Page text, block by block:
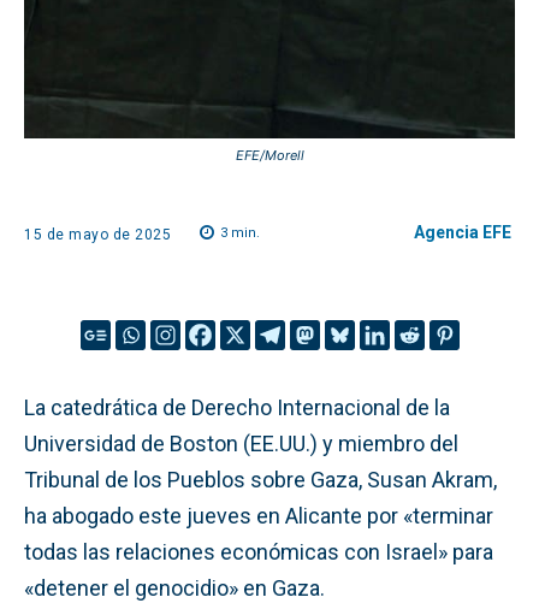
EFE/Morell
15 de mayo de 2025 3 min. Agencia EFE
La catedrática de Derecho Internacional de la
Universidad de Boston (EE.UU.) y miembro del
Tribunal de los Pueblos sobre Gaza, Susan Akram,
ha abogado este jueves en Alicante por «terminar
todas las relaciones económicas con Israel» para
«detener el genocidio» en Gaza.